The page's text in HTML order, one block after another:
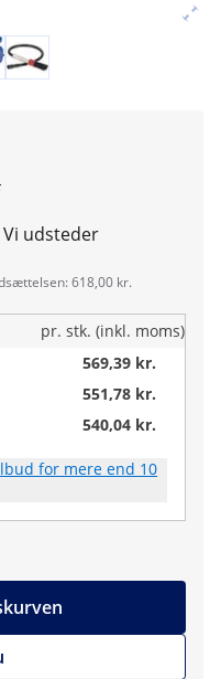
Vi udsteder
618,00 kr.
pr. stk. (inkl. moms)
569,39 kr.
551,78 kr.
540,04 kr.
for mere end 10